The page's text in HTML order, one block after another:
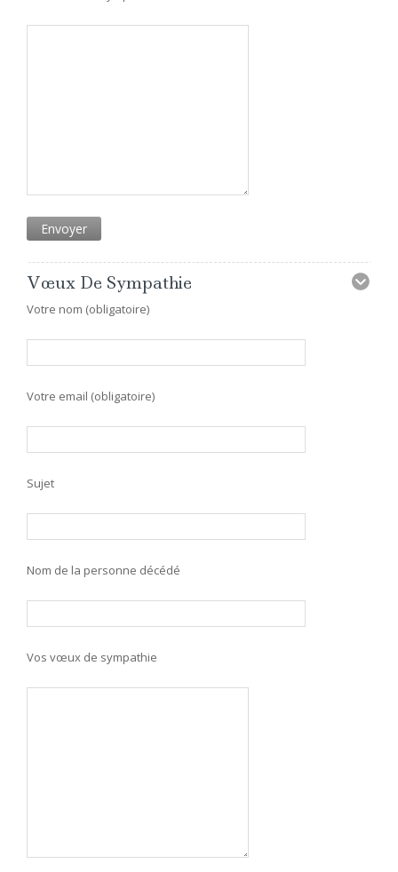
Vœux De Sympathie
Votre nom (obligatoire)
Votre email (obligatoire)
Sujet
Nom de la personne décédé
Vos vœux de sympathie